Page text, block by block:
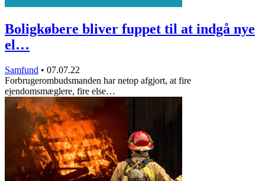
Boligkøbere bliver fuppet til at indgå nye
el…
Samfund • 07.07.22
Forbrugerombudsmanden har netop afgjort, at fire
ejendomsmæglere, fire else…